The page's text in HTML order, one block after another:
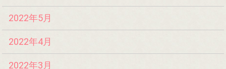
2022年5月
2022年4月
2022年3月